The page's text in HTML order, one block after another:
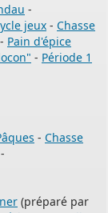
-
jeux - Chasse
- Pain d'épice
- Période 1
- Chasse
-
(préparé par